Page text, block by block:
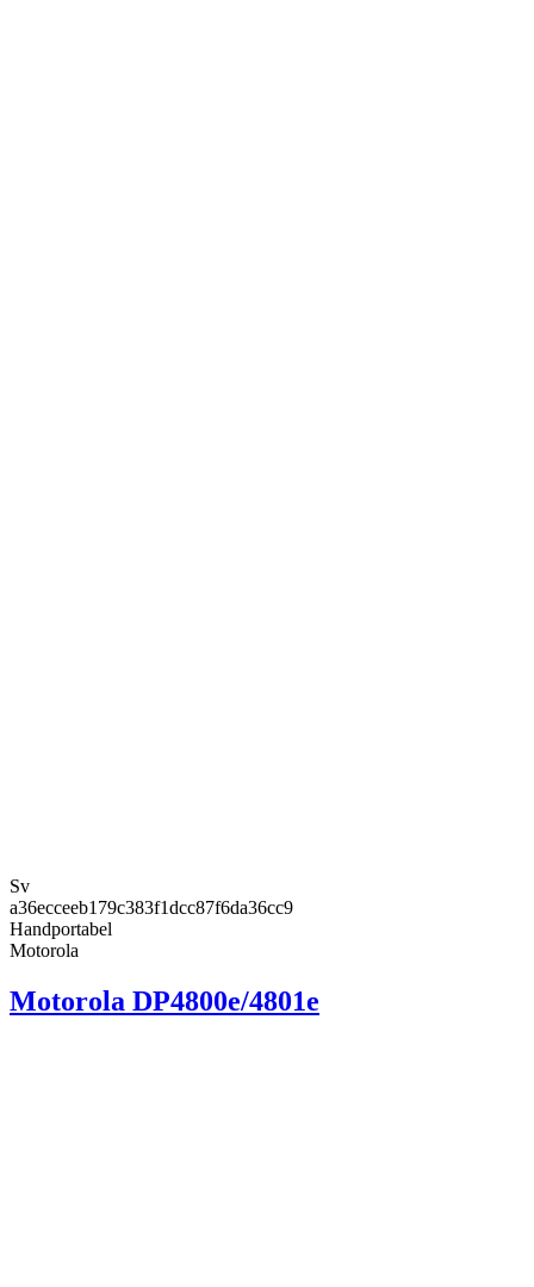
Sv
a36ecceeb179c383f1dcc87f6da36cc9
Handportabel
Motorola
Motorola DP4800e/4801e